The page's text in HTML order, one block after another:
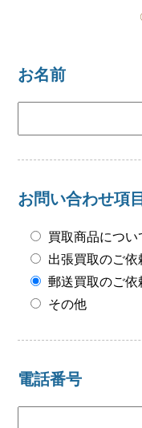
買取対象品目
メールでお
姫路本店へ
明石店へ電
お名前
お問い合わせ項目
買取商品につい
出張買取のご依
郵送買取のご依
その他
電話番号